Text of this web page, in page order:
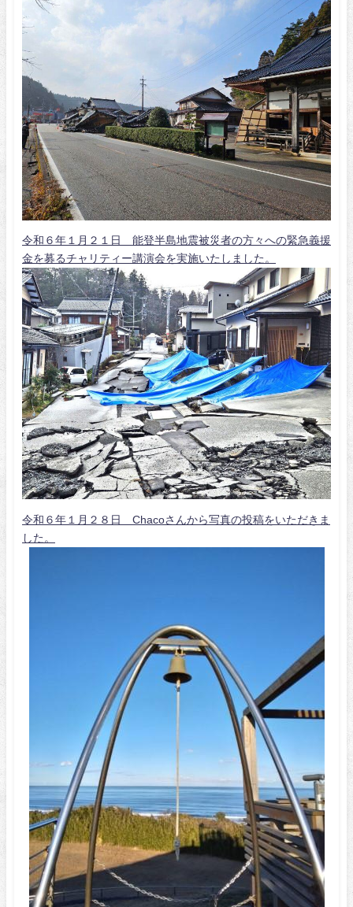
令和６年１月２１日 能登半島地震被災者の方々への緊急義援
金を募るチャリティー講演会を実施いたしました。
令和６年１月２８日 Chacoさんから写真の投稿をいただきま
した。